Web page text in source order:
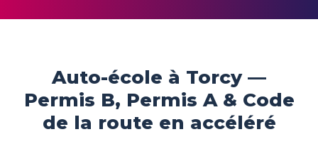
Auto-école à Torcy —
Permis B, Permis A & Code
de la route en accéléré